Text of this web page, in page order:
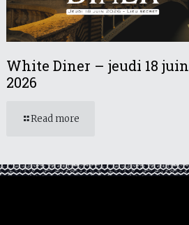
White Diner – jeudi 18 juin
2026
Read more